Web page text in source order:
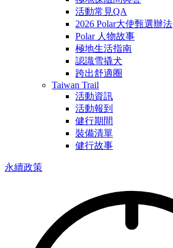
活動常見QA
2026 Polar大使甄選辦法
Polar 人物故事
極地生活指南
認識雪撬犬
跨出舒適圈
Taiwan Trail
活動資訊
活動報到
健行期間
裝備清單
健行故事
永續政策